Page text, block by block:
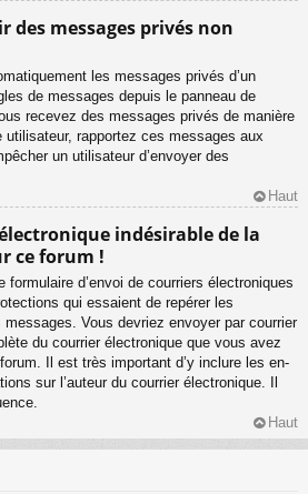
des messages privés non
les messages privés d’un
de messages depuis le panneau de
recevez des messages privés de manière
utilisateur, rapportez ces messages aux
un utilisateur d’envoyer des
Haut
indésirable de la
ce forum !
formulaire d’envoi de courriers électroniques
qui essaient de repérer les
Vous devriez envoyer par courrier
du courrier électronique que vous avez
Il est très important d’y inclure les en-
sur l’auteur du courrier électronique. Il
Haut